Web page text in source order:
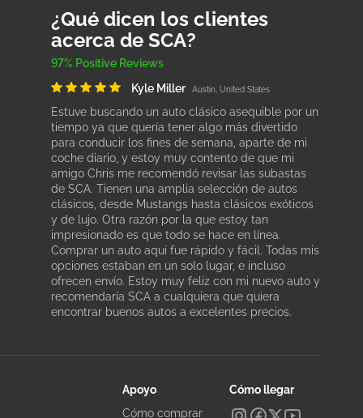
¿Qué dicen los clientes
acerca de SCA?
97% Positive Reviews
Kyle Miller
Austin, United States
Estuve buscando un auto clásico asequible por un
tiempo ya que quería tener algo más divertido
para conducir los fines de semana, aparte de mi
coche diario, y estoy muy contento de que mi
amigo Chris me recomendó revisar las subastas
de SCA. Tienen una amplia selección de autos
clásicos, desde Mustangs hasta clásicos exóticos
y de lujo. Otra razón por la que estoy tan
impresionado es que todo se hace en línea.
Comprar un auto aquí fue rápido y fácil. Todas mis
opciones estaban en un solo lugar, e incluso
ofrecen envío. Estoy muy feliz con mi nuevo auto y
recomendaría SCA a cualquiera que quiera
encontrar buenos autos a excelentes precios.
Apoyo
Cómo comprar
Cómo llegar